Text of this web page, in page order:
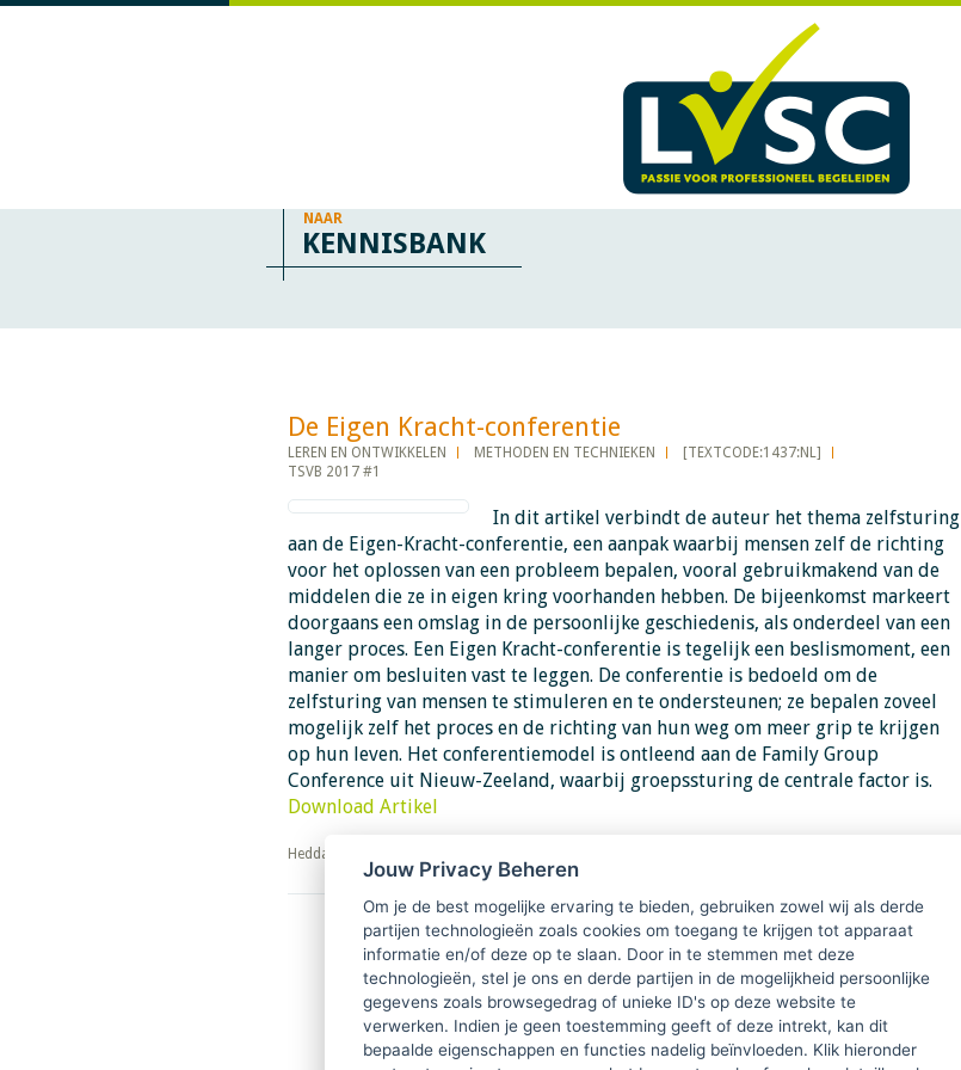
NAAR
KENNISBANK
De Eigen Kracht-conferentie​​​​​​
LEREN EN ONTWIKKELEN METHODEN EN TECHNIEKEN
[TEXTCODE:1437:NL]
TSVB 2017 #1
In dit artikel verbindt de auteur het thema zelfsturing
aan de Eigen-Kracht-conferentie, een aanpak waarbij mensen zelf de richting
voor het oplossen van een probleem bepalen, vooral gebruikmakend van de
middelen die ze in eigen kring voorhanden hebben. De bijeenkomst markeert
doorgaans een omslag in de persoonlijke geschiedenis, als onderdeel van een
langer proces. Een Eigen Kracht-conferentie is tegelijk een beslismoment, een
manier om besluiten vast te leggen. De conferentie is bedoeld om de
zelfsturing van mensen te stimuleren en te ondersteunen; ze bepalen zoveel
mogelijk zelf het proces en de richting van hun weg om meer grip te krijgen
op hun leven. Het conferentiemodel is ontleend aan de Family Group
Conference uit Nieuw-Zeeland, waarbij groepssturing de centrale factor is.
Download Artikel
​​​​​​​Hedda van Lieshout
Jouw Privacy Beheren
Om je de best mogelijke ervaring te bieden, gebruiken zowel wij als derde
partijen technologieën zoals cookies om toegang te krijgen tot apparaat
informatie en/of deze op te slaan. Door in te stemmen met deze
technologieën, stel je ons en derde partijen in de mogelijkheid persoonlijke
gegevens zoals browsegedrag of unieke ID's op deze website te
verwerken. Indien je geen toestemming geeft of deze intrekt, kan dit
bepaalde eigenschappen en functies nadelig beïnvloeden. Klik hieronder